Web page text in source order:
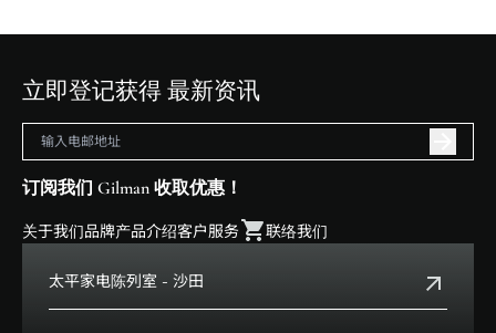
立即登记获得 最新资讯
订阅我们 Gilman 收取优惠！
关于我们品牌产品介绍客户服务 联络我们
太平家电陈列室 - 沙田